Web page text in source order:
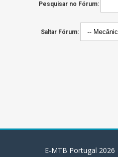
Pesquisar no Fórum:
Saltar Fórum:
E-MTB Portugal 2026